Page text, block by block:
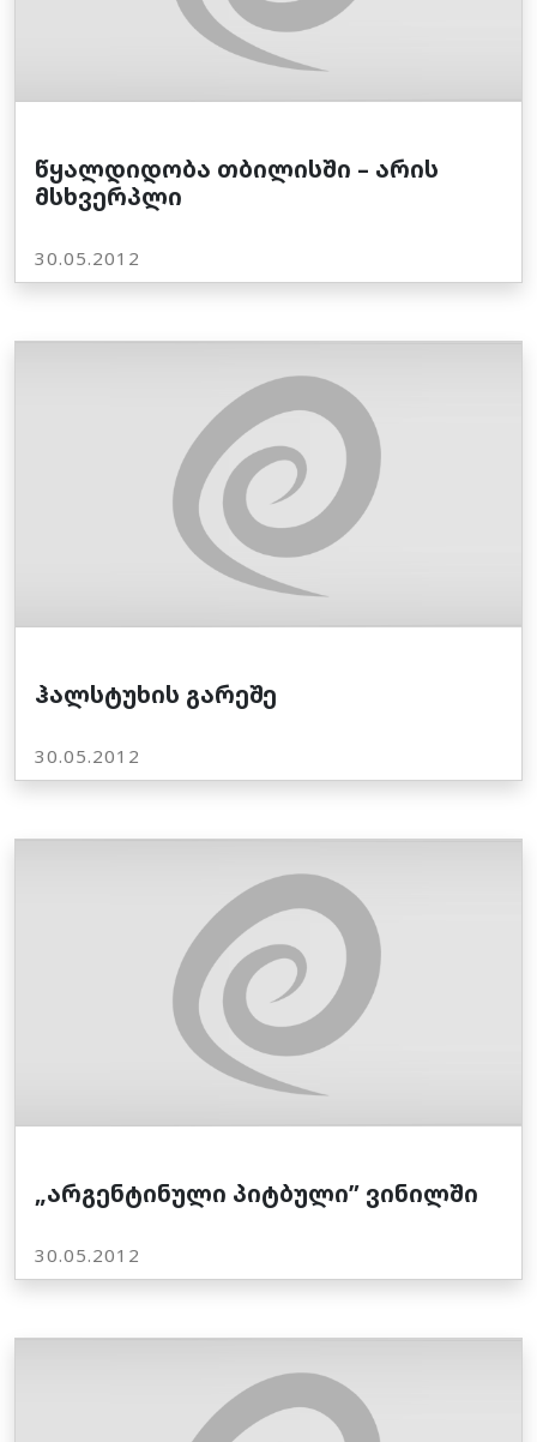
წყალდიდობა თბილისში – არის
მსხვერპლი
30.05.2012
ჰალსტუხის გარეშე
30.05.2012
„არგენტინული პიტბული” ვინილში
30.05.2012